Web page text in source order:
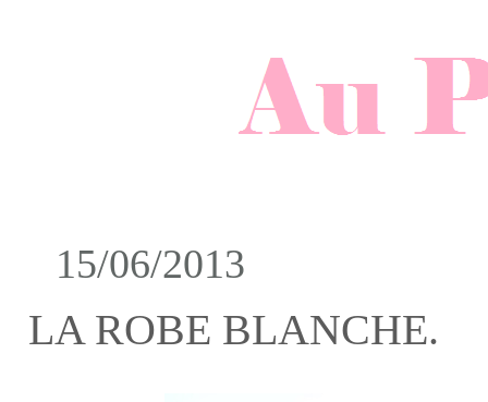
15/06/2013
LA ROBE BLANCHE.